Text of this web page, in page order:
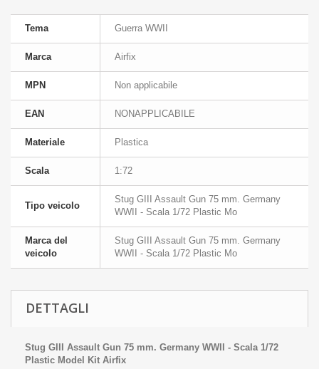
Tema Guerra WWII
Marca Airfix
MPN Non applicabile
EAN NONAPPLICABILE
Materiale Plastica
Scala 1:72
Tipo veicolo
Stug GIII Assault Gun 75 mm. Germany
WWII - Scala 1/72 Plastic Mo
Marca del
veicolo
Stug GIII Assault Gun 75 mm. Germany
WWII - Scala 1/72 Plastic Mo
DETTAGLI
Stug GIII Assault Gun 75 mm. Germany WWII - Scala 1/72
Plastic Model Kit Airfix